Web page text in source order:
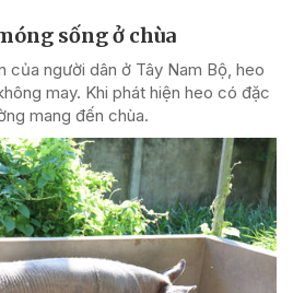
sống ở chùa
của người dân ở Tây Nam Bộ, heo
may. Khi phát hiện heo có đặc
mang đến chùa.